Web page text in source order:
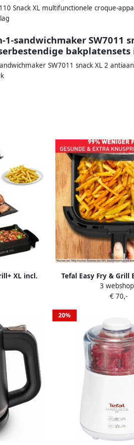
Snack XL multifunctionele croque-
1-sandwichmaker SW7011
SW7011 snack XL 2
XL incl.
met 4
platen
Tefal Easy Fry & Grill
Airfryer & Grill 4.2L
Aluminium
3
€ 70,-
20%